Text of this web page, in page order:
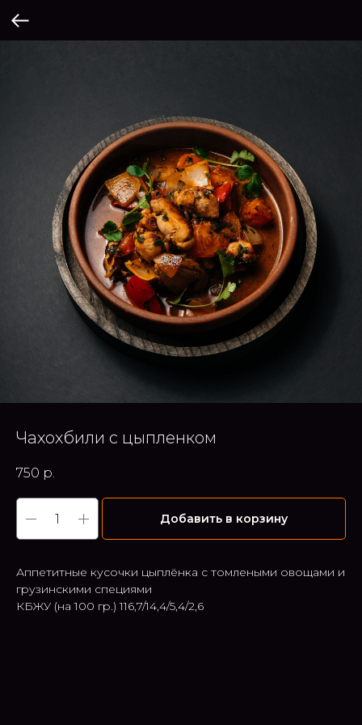
Чахохбили с цыпленком
750 р.
Добавить в корзину
Аппетитные кусочки цыплёнка с томлеными овощами и
грузинскими специями
КБЖУ (на 100 гр.) 116,7/14,4/5,4/2,6